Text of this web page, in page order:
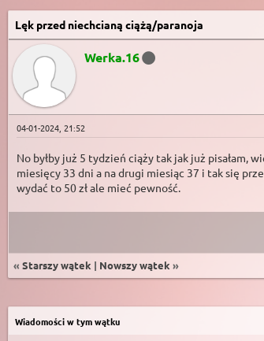
Lęk przed niechcianą ciążą/paranoja
Werka.16
04-01-2024, 21:52
No byłby już 5 tydzień ciąży tak jak już pisałam,
miesięcy 33 dni a na drugi miesiąc 37 i tak się
wydać to 50 zł ale mieć pewność.
« Starszy wątek | Nowszy wątek »
Wiadomości w tym wątku